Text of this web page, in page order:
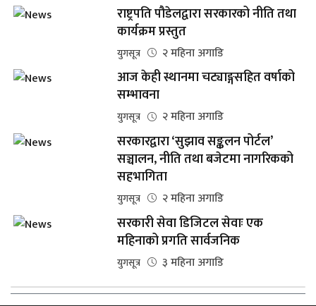
राष्ट्रपति पौडेलद्वारा सरकारको नीति तथा
कार्यक्रम प्रस्तुत
युगसूत्र २ महिना अगाडि
आज केही स्थानमा चट्याङ्गसहित वर्षाको
सम्भावना
युगसूत्र २ महिना अगाडि
सरकारद्वारा ‘सुझाव सङ्कलन पोर्टल’
सञ्चालन, नीति तथा बजेटमा नागरिकको
सहभागिता
युगसूत्र २ महिना अगाडि
सरकारी सेवा डिजिटल सेवाः एक
महिनाको प्रगति सार्वजनिक
युगसूत्र ३ महिना अगाडि